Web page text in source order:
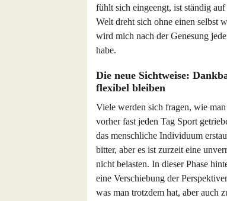
fühlt sich eingeengt, ist ständig
Welt dreht sich ohne einen selbst
wird mich nach der Genesung
habe.
Die neue Sichtweise:
flexibel bleiben
Viele werden sich fragen, wie
vorher fast jeden Tag Sport
das menschliche Individuum
bitter, aber es ist zurzeit eine
nicht belasten. In dieser Phase
eine Verschiebung der
was man trotzdem hat, aber auch